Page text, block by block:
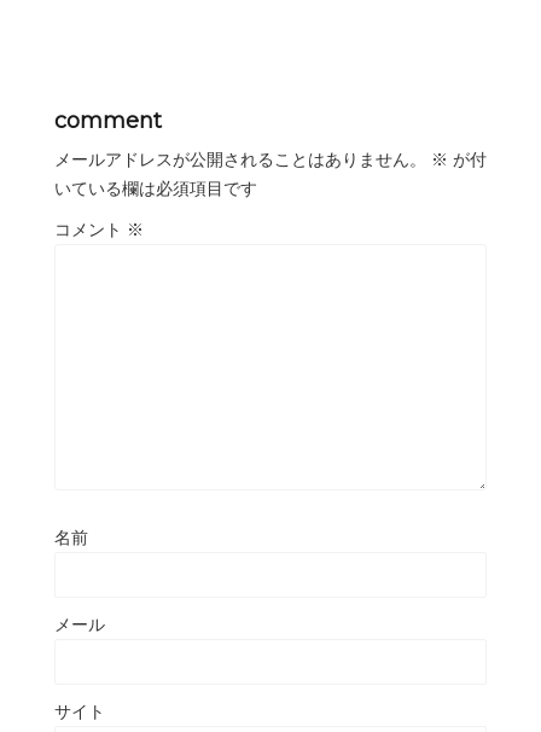
comment
メールアドレスが公開されることはありません。 ※ が付
いている欄は必須項目です
コメント ※
名前
メール
サイト